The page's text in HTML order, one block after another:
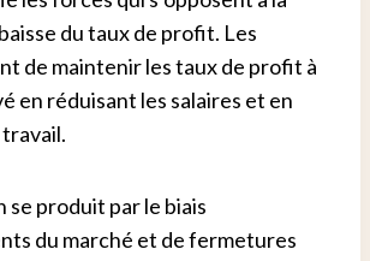
du taux de profit. Les
de maintenir les taux de profit à
en réduisant les salaires et en
se produit par le biais
du marché et de fermetures